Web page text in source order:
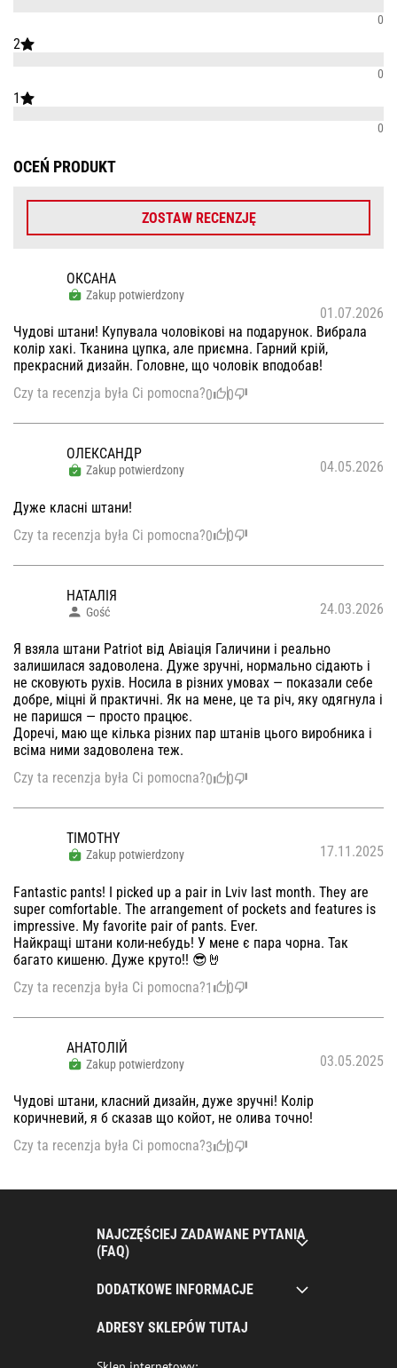
0
2
0
1
0
OCEŃ PRODUKT
ZOSTAW RECENZJĘ
ОКСАНА
Zakup potwierdzony
01.07.2026
Чудові штани! Купувала чоловікові на подарунок. Вибрала
колір хакі. Тканина цупка, але приємна. Гарний крій,
прекрасний дизайн. Головне, що чоловік вподобав!
Czy ta recenzja była Ci pomocna?0 0
ОЛЕКСАНДР
Zakup potwierdzony 04.05.2026
Дуже класні штани!
Czy ta recenzja była Ci pomocna?0 0
НАТАЛІЯ
Gość 24.03.2026
Я взяла штани Patriot від Авіація Галичини і реально
залишилася задоволена. Дуже зручні, нормально сідають і
не сковують рухів. Носила в різних умовах — показали себе
добре, міцні й практичні. Як на мене, це та річ, яку одягнула і
не паришся — просто працює.
Доречі, маю ще кілька різних пар штанів цього виробника і
всіма ними задоволена теж.
Czy ta recenzja była Ci pomocna?0 0
TIMOTHY
Zakup potwierdzony 17.11.2025
Fantastic pants! I picked up a pair in Lviv last month. They are
super comfortable. The arrangement of pockets and features is
impressive. My favorite pair of pants. Ever.
Найкращі штани коли-небудь! У мене є пара чорна. Так
багато кишеню. Дуже круто!! 😎🤘
Czy ta recenzja była Ci pomocna?1 0
АНАТОЛІЙ
Zakup potwierdzony 03.05.2025
Чудові штани, класний дизайн, дуже зручні! Колір
коричневий, я б сказав що койот, не олива точно!
Czy ta recenzja była Ci pomocna?3 0
NAJCZĘŚCIEJ ZADAWANE PYTANIA
(FAQ)
DODATKOWE INFORMACJE
ADRESY SKLEPÓW TUTAJ